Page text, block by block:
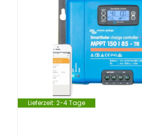
Lieferzeit: 2-4 Tage